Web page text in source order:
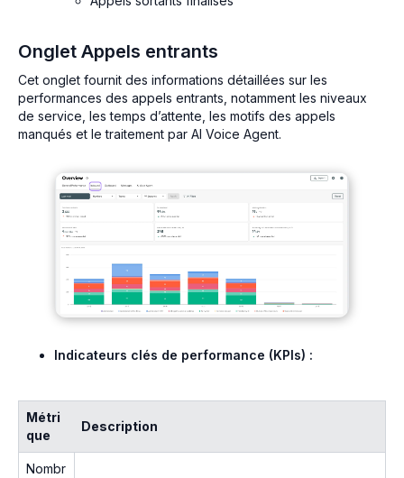
Onglet Appels entrants
Cet onglet fournit des informations détaillées sur les
performances des appels entrants, notamment les niveaux
de service, les temps d’attente, les motifs des appels
manqués et le traitement par AI Voice Agent.
Indicateurs clés de performance (KPIs) :
Métri
que
Description
Nombr